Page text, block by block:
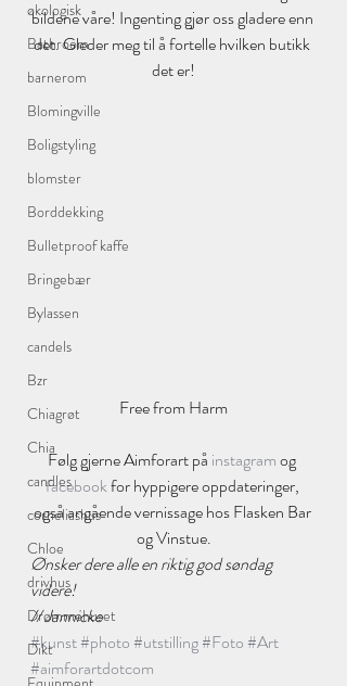
økologisk
Bathroom
barnerom
Blomingville
Boligstyling
blomster
Borddekking
Bulletproof kaffe
Bringebær
Bylassen
candels
Bzr
Chiagrøt
Chia
candles
corneliashus
Chloe
drivhus
Drømmehuset
Dikt
bildene våre! Ingenting gjør oss gladere enn
det. Gleder meg til å fortelle hvilken butikk
det er!
Free from Harm
Følg gjerne Aimforart på instagram og
facebook for hyppigere oppdateringer,
også angående vernissage hos Flasken Bar
og Vinstue.
Ønsker dere alle en riktig god søndag
videre!
// Jannicke
#kunst#photo#utstilling#Foto#Art
#aimforartdotcom